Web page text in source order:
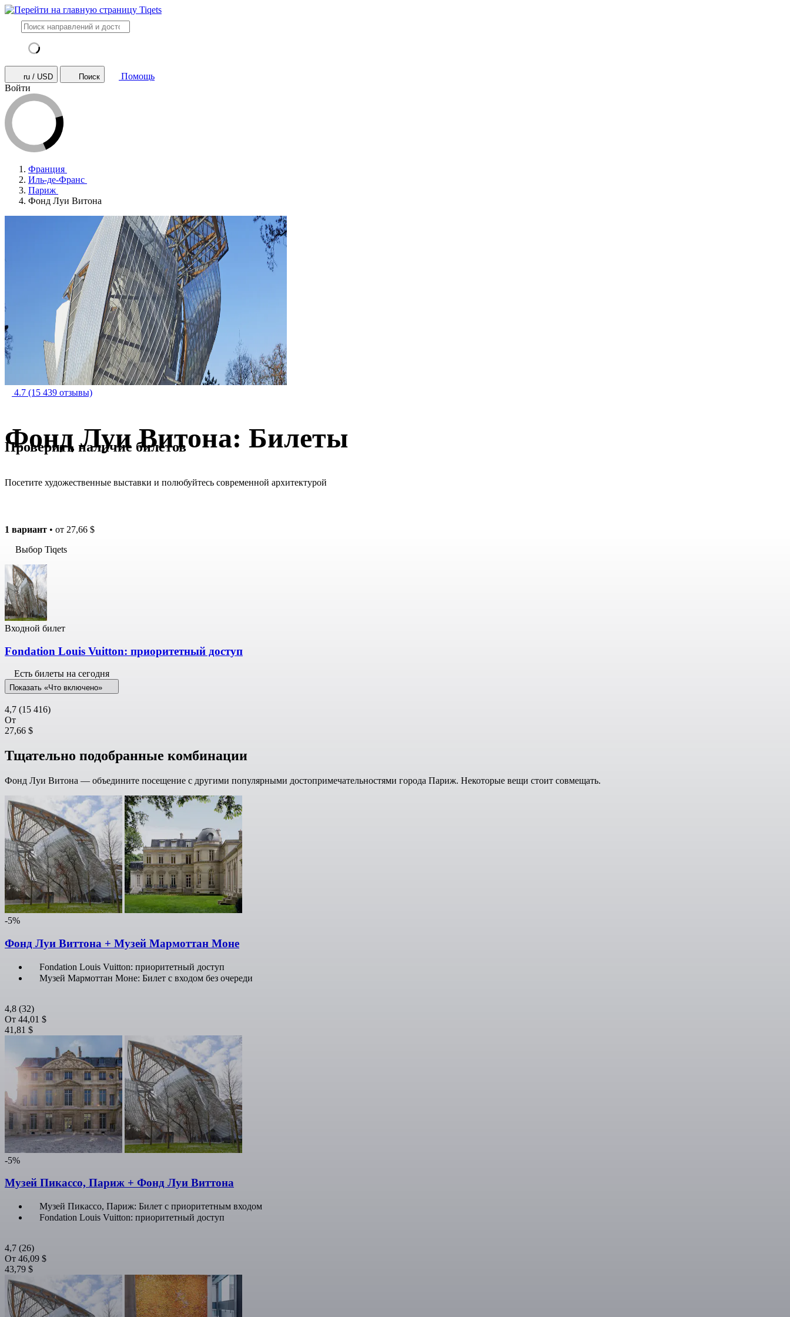
ru / USD Поиск
Помощь
Войти
Франция
Иль-де-Франс
Париж
Фонд Луи Витона
4.7 (15 439 отзывы)
Фонд Луи Витона: Билеты
Посетите художественные выставки и полюбуйтесь современной архитектурой
Проверить наличие билетов
1 вариант • от 27,66 $
Выбор Tiqets
Входной билет
Fondation Louis Vuitton: приоритетный доступ
Есть билеты на сегодня
Показать «Что включено»
4,7 (15 416)
От
27,66 $
Тщательно подобранные комбинации
Фонд Луи Витона — объедините посещение с другими популярными достопримечательностями города Париж. Некоторые вещи стоит совмещать.
-5%
Фонд Луи Виттона + Музей Мармоттан Моне
Fondation Louis Vuitton: приоритетный доступ
Музей Мармоттан Моне: Билет с входом без очереди
4,8 (32)
От 44,01 $
41,81 $
-5%
Музей Пикассо, Париж + Фонд Луи Виттона
Музей Пикассо, Париж: Билет с приоритетным входом
Fondation Louis Vuitton: приоритетный доступ
4,7 (26)
От 46,09 $
43,79 $